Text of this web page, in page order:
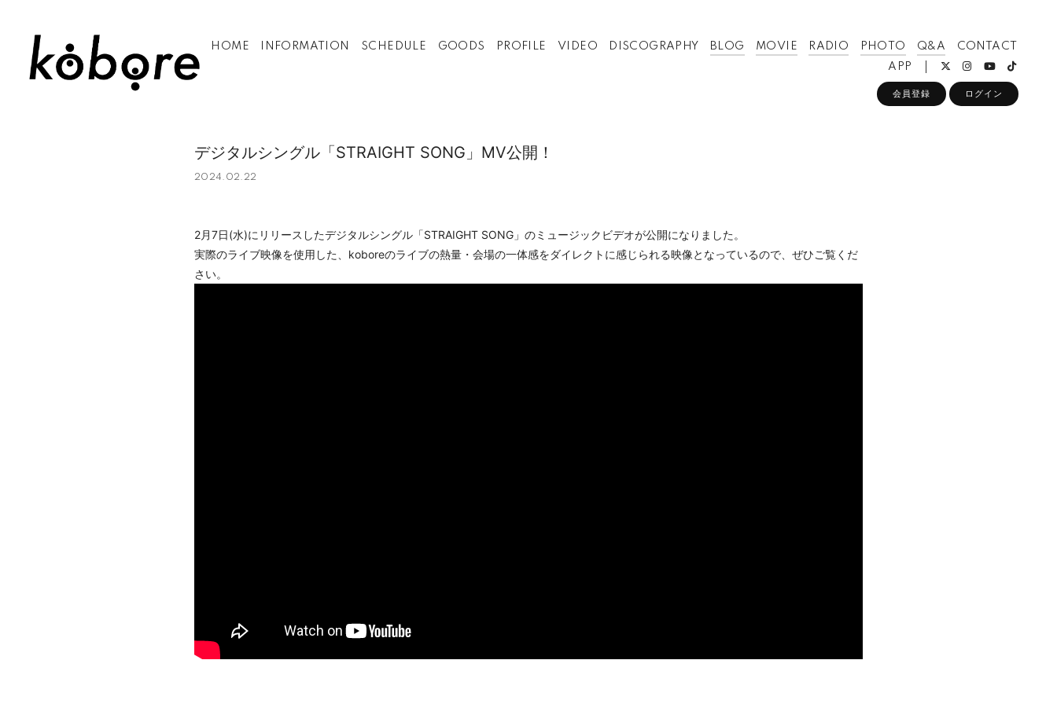
HOME INFORMATION SCHEDULE GOODS PROFILE VIDEO DISCOGRAPHY BLOG MOVIE RADIO PHOTO Q&A
CONTACT
APP
会員登録 ログイン
デジタルシングル「STRAIGHT SONG」MV公開！
2024.02.22
2月7日(水)にリリースしたデジタルシングル「STRAIGHT SONG」のミュージックビデオが公開になりました。
実際のライブ映像を使用した、koboreのライブの熱量・会場の一体感をダイレクトに感じられる映像となっているので、ぜひご覧くだ
さい。